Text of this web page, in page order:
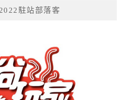
駐站部落客